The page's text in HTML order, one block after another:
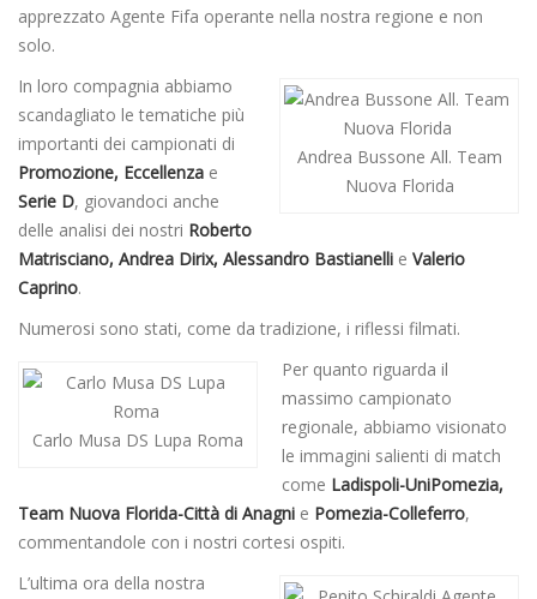
apprezzato Agente Fifa operante nella nostra regione e non
solo.
Andrea Bussone All. Team
Nuova Florida
In loro compagnia abbiamo
scandagliato le tematiche più
importanti dei campionati di
Promozione, Eccellenza e
Serie D, giovandoci anche
delle analisi dei nostri Roberto
Matrisciano, Andrea Dirix, Alessandro Bastianelli e Valerio
Caprino.
Numerosi sono stati, come da tradizione, i riflessi filmati.
Carlo Musa DS Lupa Roma
Per quanto riguarda il
massimo campionato
regionale, abbiamo visionato
le immagini salienti di match
come Ladispoli-UniPomezia,
Team Nuova Florida-Città di Anagni e Pomezia-Colleferro,
commentandole con i nostri cortesi ospiti.
L’ultima ora della nostra